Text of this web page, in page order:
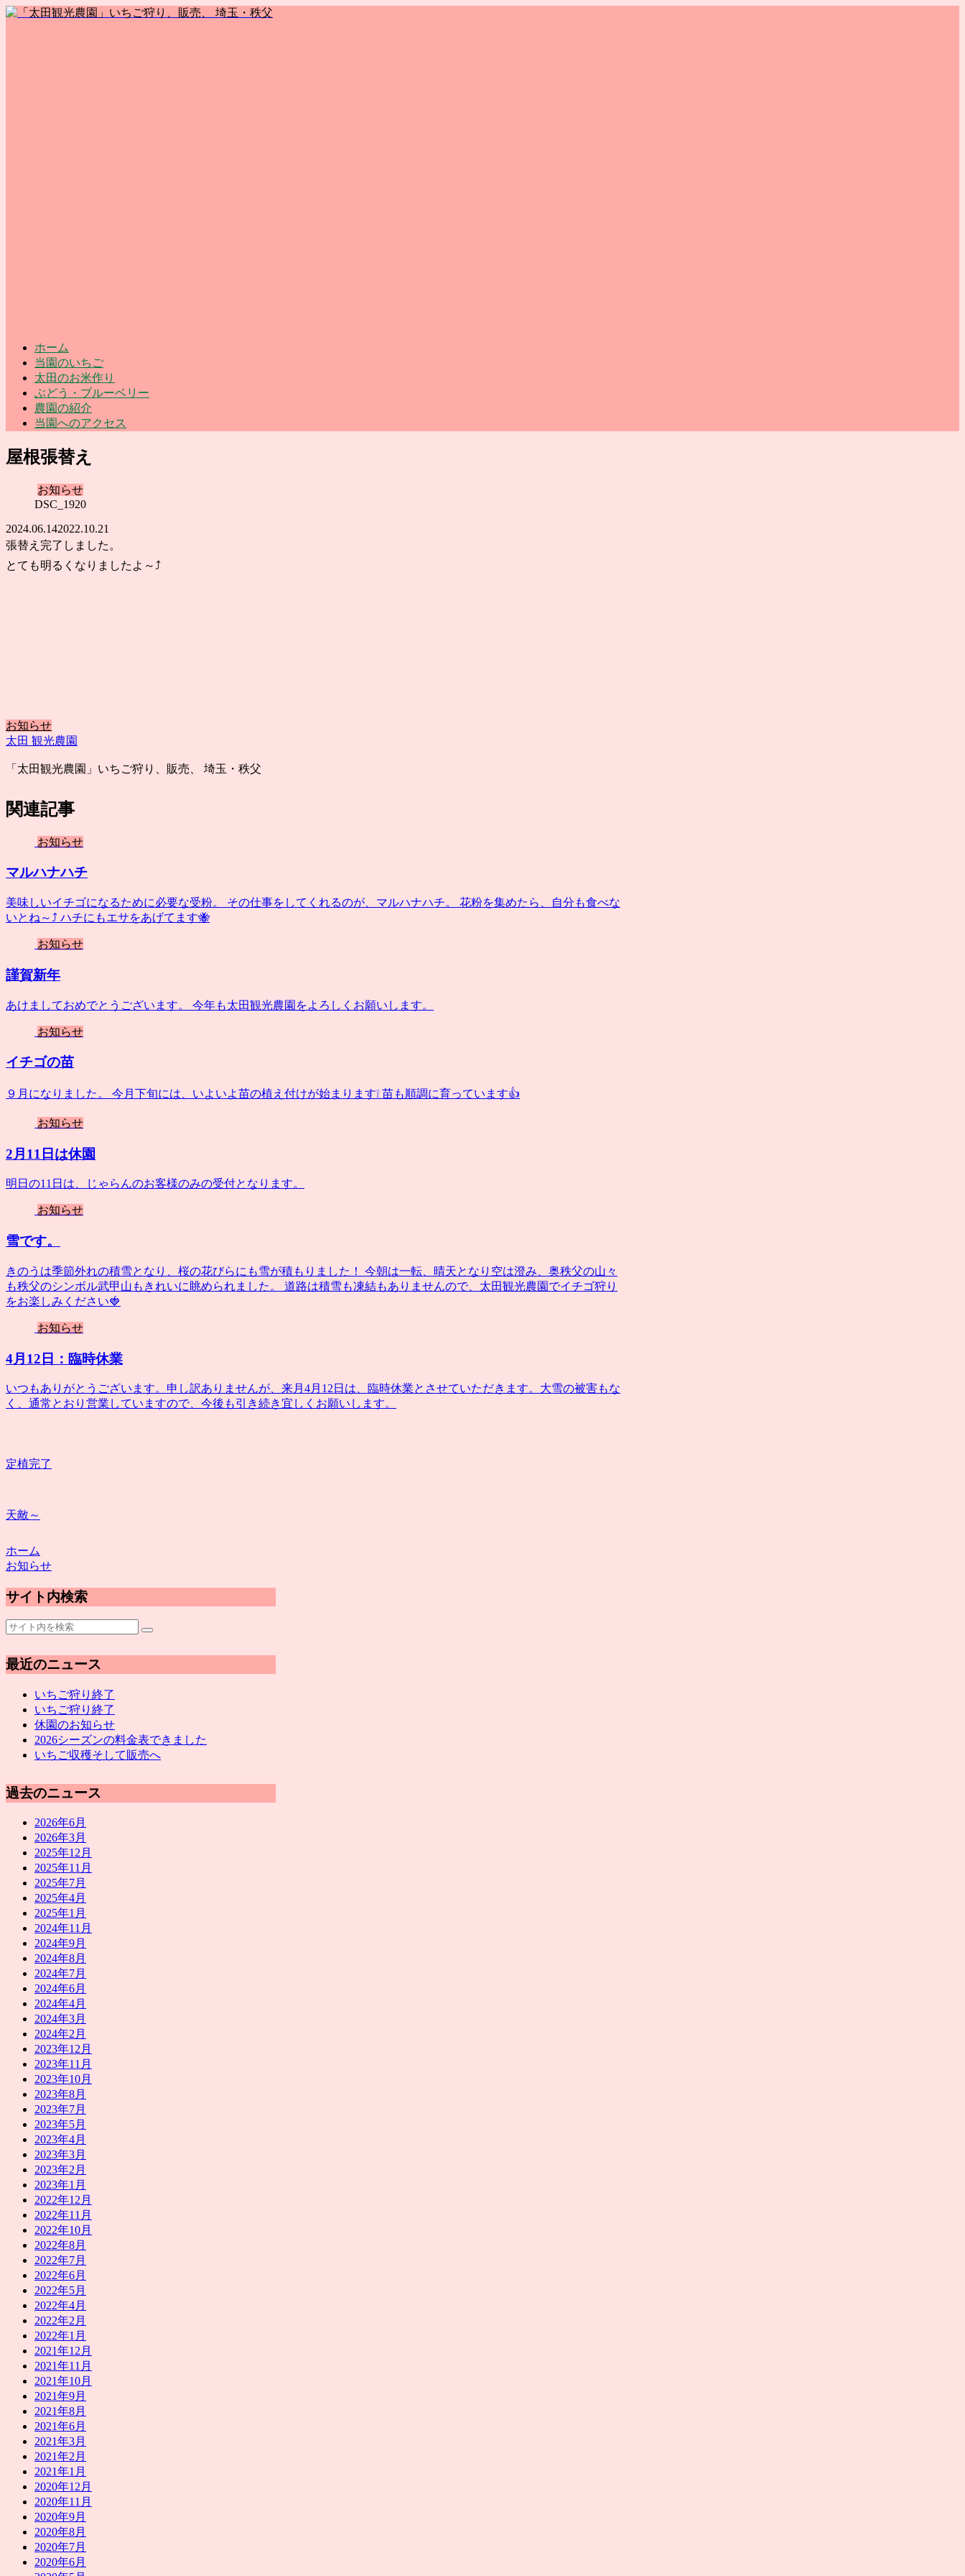
ホーム
当園のいちご
太田のお米作り
ぶどう・ブルーベリー
農園の紹介
当園へのアクセス
屋根張替え
お知らせ
DSC_1920
2024.06.142022.10.21
張替え完了しました。
とても明るくなりましたよ～⤴️
お知らせ
太田 観光農園
「太田観光農園」いちご狩り、販売、 埼玉・秩父
関連記事
お知らせ
マルハナハチ
美味しいイチゴになるために必要な受粉。 その仕事をしてくれるのが、マルハナハチ。 花粉を集めたら、自分も食べな
いとね～⤴️ ハチにもエサをあげてます🐝
お知らせ
謹賀新年
あけましておめでとうございます。 今年も太田観光農園をよろしくお願いします。
お知らせ
イチゴの苗
９月になりました。 今月下旬には、いよいよ苗の植え付けが始まります❕ 苗も順調に育っています👍
お知らせ
2月11日は休園
明日の11日は、じゃらんのお客様のみの受付となります。
お知らせ
雪です。
きのうは季節外れの積雪となり、桜の花びらにも雪が積もりました！ 今朝は一転、晴天となり空は澄み、奥秩父の山々
も秩父のシンボル武甲山もきれいに眺められました。 道路は積雪も凍結もありませんので、太田観光農園でイチゴ狩り
をお楽しみください🍓
お知らせ
4月12日：臨時休業
いつもありがとうございます。申し訳ありませんが、来月4月12日は、臨時休業とさせていただきます。大雪の被害もな
く、通常とおり営業していますので、今後も引き続き宜しくお願いします。
定植完了
天敵～
ホーム
お知らせ
サイト内検索
最近のニュース
いちご狩り終了
いちご狩り終了
休園のお知らせ
2026シーズンの料金表できました
いちご収穫そして販売へ
過去のニュース
2026年6月
2026年3月
2025年12月
2025年11月
2025年7月
2025年4月
2025年1月
2024年11月
2024年9月
2024年8月
2024年7月
2024年6月
2024年4月
2024年3月
2024年2月
2023年12月
2023年11月
2023年10月
2023年8月
2023年7月
2023年5月
2023年4月
2023年3月
2023年2月
2023年1月
2022年12月
2022年11月
2022年10月
2022年8月
2022年7月
2022年6月
2022年5月
2022年4月
2022年2月
2022年1月
2021年12月
2021年11月
2021年10月
2021年9月
2021年8月
2021年6月
2021年3月
2021年2月
2021年1月
2020年12月
2020年11月
2020年9月
2020年8月
2020年7月
2020年6月